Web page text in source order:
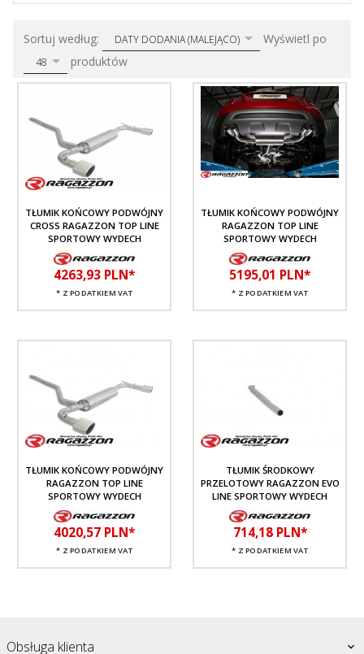
Sortuj według: sortDATY DODANIA (MALEJĄCO) Wyświetl po
48 produktów
TŁUMIK KOŃCOWY PODWÓJNY
CROSS RAGAZZON TOP LINE
SPORTOWY WYDECH
4263,93 PLN*
* Z PODATKIEM VAT
TŁUMIK KOŃCOWY PODWÓJNY
RAGAZZON TOP LINE
SPORTOWY WYDECH
5195,01 PLN*
* Z PODATKIEM VAT
TŁUMIK KOŃCOWY PODWÓJNY
RAGAZZON TOP LINE
SPORTOWY WYDECH
4020,57 PLN*
* Z PODATKIEM VAT
TŁUMIK ŚRODKOWY
PRZELOTOWY RAGAZZON EVO
LINE SPORTOWY WYDECH
714,18 PLN*
* Z PODATKIEM VAT
Obsługa klienta